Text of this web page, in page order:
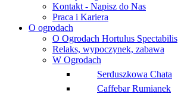
Kontakt - Napisz do Nas
Praca i Kariera
O ogrodach
O Ogrodach Hortulus Spectabilis
Relaks, wypoczynek, zabawa
W Ogrodach
Serduszkowa Chata
Caffebar Rumianek